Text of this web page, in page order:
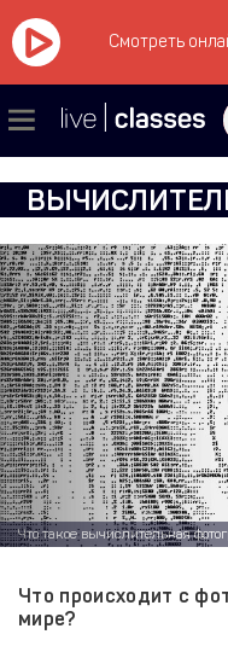
Смотреть
Что такое вычислительная
Что происходит с
мире?